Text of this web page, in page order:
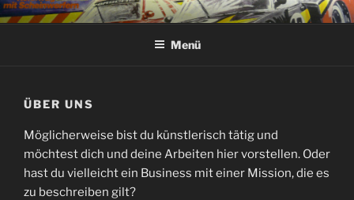
Zum
InhaltSERVOBÄR
Experten lenken Carrera
Menü
ÜBER UNS
Möglicherweise bist du künstlerisch tätig und
möchtest dich und deine Arbeiten hier vorstellen. Oder
hast du vielleicht ein Business mit einer Mission, die es
zu beschreiben gilt?